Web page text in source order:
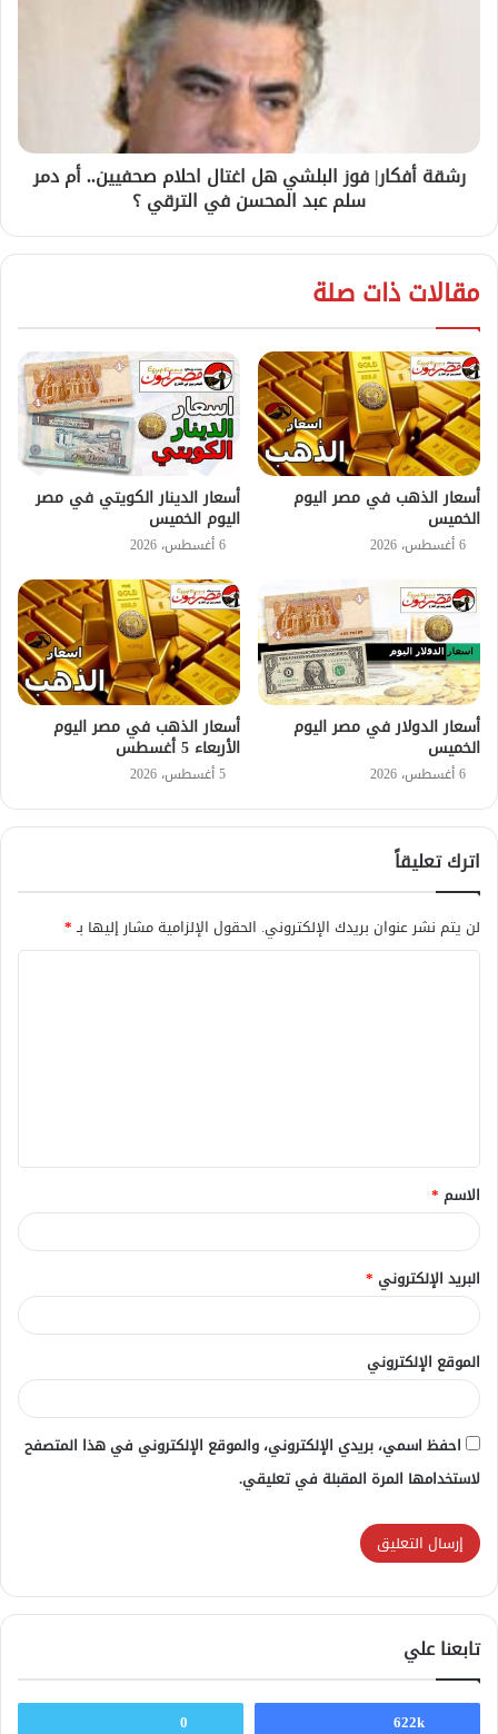
رشقة أفكار| فوز البلشي هل اغتال احلام صحفيين.. أم دمر
سلم عبد المحسن في الترقي ؟
مقالات ذات صلة
أسعار الذهب في مصر اليوم
الخميس
6 أغسطس، 2026
أسعار الدينار الكويتي في مصر
اليوم الخميس
6 أغسطس، 2026
أسعار الدولار في مصر اليوم
الخميس
6 أغسطس، 2026
أسعار الذهب في مصر اليوم
الأربعاء 5 أغسطس
5 أغسطس، 2026
اترك تعليقاً
لن يتم نشر عنوان بريدك الإلكتروني. الحقول الإلزامية مشار إليها بـ*
ق
*
الاسم *
البريد الإلكتروني *
الموقع الإلكتروني
احفظ اسمي، بريدي الإلكتروني، والموقع الإلكتروني في هذا المتصفح
لاستخدامها المرة المقبلة في تعليقي.
تابعنا علي
622k
0